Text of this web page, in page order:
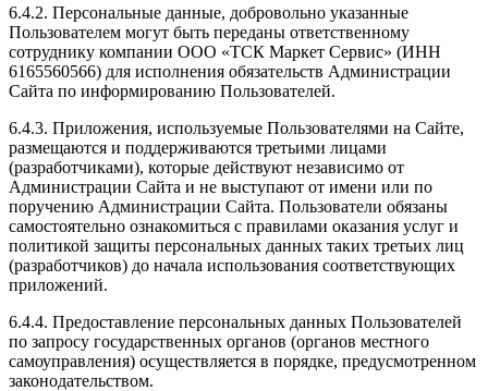
6.4.2. Персональные данные, добровольно указанные
Пользователем могут быть переданы ответственному
сотруднику компании ООО «ТСК Маркет Сервис» (ИНН
6165560566) для исполнения обязательств Администрации
Сайта по информированию Пользователей.
6.4.3. Приложения, используемые Пользователями на Сайте,
размещаются и поддерживаются третьими лицами
(разработчиками), которые действуют независимо от
Администрации Сайта и не выступают от имени или по
поручению Администрации Сайта. Пользователи обязаны
самостоятельно ознакомиться с правилами оказания услуг и
политикой защиты персональных данных таких третьих лиц
(разработчиков) до начала использования соответствующих
приложений.
6.4.4. Предоставление персональных данных Пользователей
по запросу государственных органов (органов местного
самоуправления) осуществляется в порядке, предусмотренном
законодательством.